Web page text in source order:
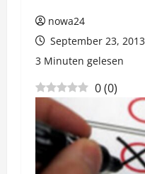
nowa24
September 23, 2013
3 Minuten gelesen
0(0)